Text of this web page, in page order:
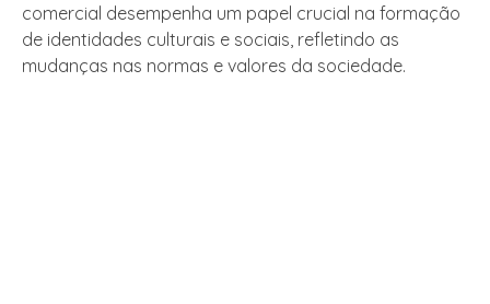
comercial desempenha um papel crucial na formação
de identidades culturais e sociais, refletindo as
mudanças nas normas e valores da sociedade.